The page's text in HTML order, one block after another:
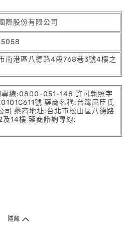
際股份有限公司
南港區八德路4段768巷3號4樓之
專線:0800-051-148 許可執照字
號 藥商名稱:台灣屈臣氏
司 藥商地址:台北市松山區八德路
及14樓 藥商諮詢專線:
隱藏